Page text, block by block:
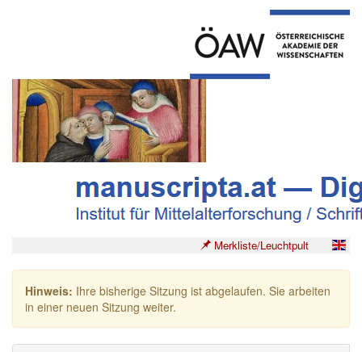
Merkliste/Leuchtpult
Hinweis: Ihre bisherige Sitzung ist abgelaufen. Sie arbeiten
in einer neuen Sitzung weiter.